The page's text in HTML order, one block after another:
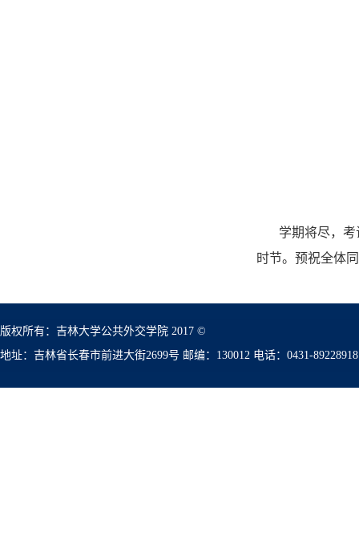
学期将尽，
时节。预祝全体
版权所有：吉林大学公共外交学院 2017 ©
地址：吉林省长春市前进大街2699号 邮编：130012 电话：0431-89228918